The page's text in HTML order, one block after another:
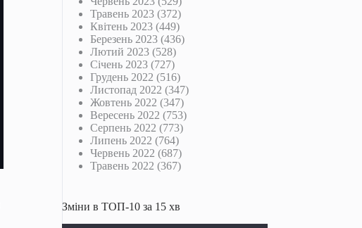
Травень 2023 (372)
Квітень 2023 (449)
Березень 2023 (436)
Лютий 2023 (528)
Січень 2023 (727)
Грудень 2022 (516)
Листопад 2022 (347)
Жовтень 2022 (347)
Вересень 2022 (753)
Серпень 2022 (773)
Липень 2022 (764)
Червень 2022 (687)
Травень 2022 (367)
Зміни в ТОП-10 за 15 хв